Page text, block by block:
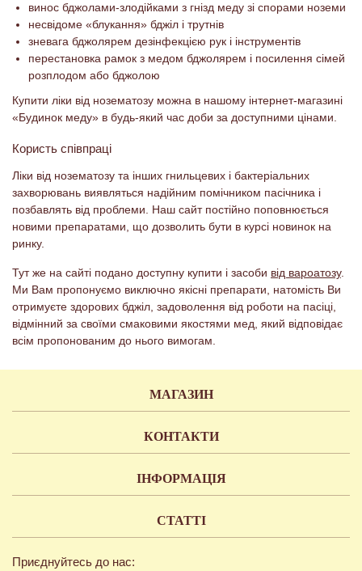
винос бджолами-злодійками з гнізд меду зі спорами ноземи
несвідоме «блукання» бджіл і трутнів
зневага бджолярем дезінфекцією рук і інструментів
перестановка рамок з медом бджолярем і посилення сімей
розплодом або бджолою
Купити ліки від нозематозу можна в нашому інтернет-магазині
«Будинок меду» в будь-який час доби за доступними цінами.
Користь співпраці
Ліки від нозематозу та інших гнильцевих і бактеріальних
захворювань виявляться надійним помічником пасічника і
позбавлять від проблеми. Наш сайт постійно поповнюється
новими препаратами, що дозволить бути в курсі новинок на
ринку.
Тут же на сайті подано доступну купити і засоби від вароатозу.
Ми Вам пропонуємо виключно якісні препарати, натомість Ви
отримуєте здорових бджіл, задоволення від роботи на пасіці,
відмінний за своїми смаковими якостями мед, який відповідає
всім пропонованим до нього вимогам.
МАГАЗИН
КОНТАКТИ
ІНФОРМАЦІЯ
СТАТТІ
Приєднуйтесь до нас: